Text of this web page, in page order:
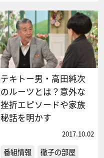
テキトー男・高田純次
のルーツとは？意外な
挫折エピソードや家族
秘話を明かす
2017.10.02
番組情報 徹子の部屋